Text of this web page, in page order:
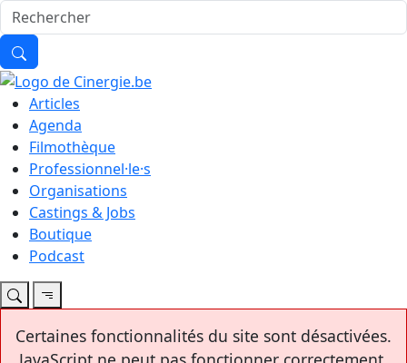
Articles
Agenda
Filmothèque
Professionnel·le·s
Organisations
Castings & Jobs
Boutique
Podcast
Certaines fonctionnalités du site sont désactivées.